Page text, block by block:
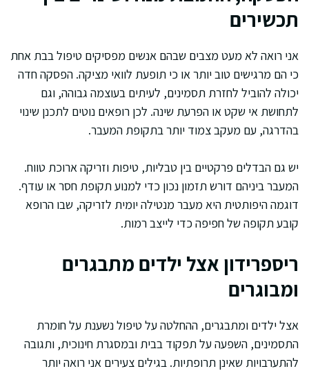
תכשירים
אני רואה לא מעט מצבים שבהם אנשים מפסיקים טיפול בבת אחת
כי הם מרגישים טוב יותר או כי תופעת לוואי מציקה. הפסקה חדה
יכולה להוביל לחזרת תסמינים, לעיתים בעוצמה גבוהה, וגם
לתחושת אי שקט או הפרעת שינה. לכן רופאים נוטים לתכנן שינוי
בהדרגה, עם מעקב צמוד יותר בתקופת המעבר.
יש גם הבדלים פרקטיים בין טבליות, טיפות וזריקה ארוכת טווח.
המעבר ביניהם דורש תזמון נכון כדי למנוע תקופת חסר או עודף.
דוגמה היפותטית היא מעבר מנטילה יומית לזריקה, שבו הרופא
קובע תקופה של חפיפה כדי לייצב רמות.
ריספרידון אצל ילדים מתבגרים
ומבוגרים
אצל ילדים ומתבגרים, ההחלטה על טיפול נשענת על חומרת
התסמינים, השפעה על תפקוד בבית ובמסגרת חינוכית, ותגובה
להתערבויות שאינן תרופתיות. בגילים צעירים אני רואה יותר